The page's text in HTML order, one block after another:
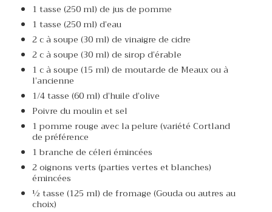
1 tasse (250 ml) de jus de pomme
1 tasse (250 ml) d’eau
2 c à soupe (30 ml) de vinaigre de cidre
2 c à soupe (30 ml) de sirop d’érable
1 c à soupe (15 ml) de moutarde de Meaux ou à
l’ancienne
1/4 tasse (60 ml) d’huile d’olive
Poivre du moulin et sel
1 pomme rouge avec la pelure (variété Cortland
de préférence
1 branche de céleri émincées
2 oignons verts (parties vertes et blanches)
émincées
½ tasse (125 ml) de fromage (Gouda ou autres au
choix)